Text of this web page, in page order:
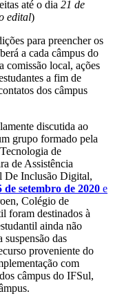
até o dia 21 de
edital)
para preencher os
a cada câmpus do
comissão local, ações
a fim de
dos câmpus
discutida ao
grupo formado pela
de
de Assistência
De Inclusão Digital,
setembro de 2020 e
Colégio de
foram destinados à
ainda não
das
proveniente do
com
câmpus do IFSul,